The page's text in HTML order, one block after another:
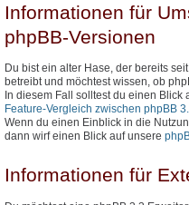
Informationen für
phpBB-Versionen
Du bist ein alter Hase, der bereits
betreibt und möchtest wissen, ob
In diesem Fall solltest du einen Blick
Feature-Vergleich zwischen phpBB
Wenn du einen Einblick in die
dann wirf einen Blick auf unsere
Informationen für